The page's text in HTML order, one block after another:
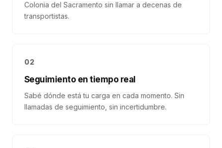
Colonia del Sacramento sin llamar a decenas de
transportistas.
02
Seguimiento en tiempo real
Sabé dónde está tu carga en cada momento. Sin
llamadas de seguimiento, sin incertidumbre.